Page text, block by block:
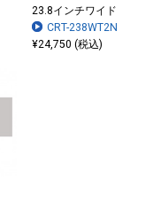
23.8インチワイド
CRT-238WT2N
¥24,750 (税込)